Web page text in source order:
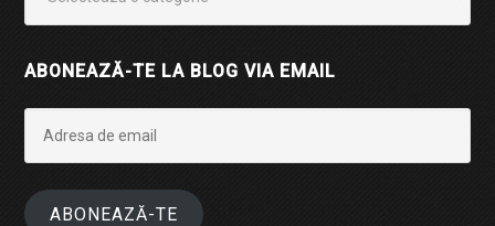
ABONEAZĂ-TE LA BLOG VIA EMAIL
email
ABONEAZĂ-TE